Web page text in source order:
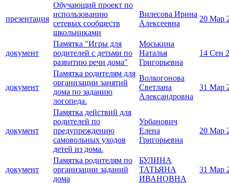
презентация
Обучающий проект по
использованию
сетевых сообществ
школьниками
Вилесова Ирина
Алексеевна
20 Мар
документ
Памятка "Игры для
родителей с детьми по
развитию речи дома"
Моськина
Наталья
Григорьевна
14 Сен
документ
Памятка родителям для
организации занятий
дома по заданию
логопеда.
Волкогонова
Светлана
Александровна
31 Мар
документ
Памятка действий для
родителей по
предупреждению
самовольных уходов
детей из дома.
Урбанович
Елена
Григорьевна
20 Мар
документ
Памятка родителям по
организации заданий
дома
БУЛИНА
ТАТЬЯНА
ИВАНОВНА
31 Мар